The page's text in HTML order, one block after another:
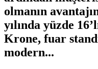
olmanın
yılında yüzde
Krone, fuar
modern...